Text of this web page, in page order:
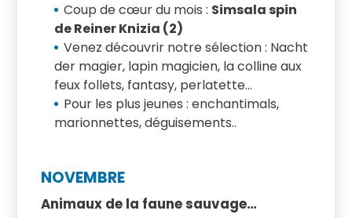
Coup de cœur du mois : Simsala spin
de Reiner Knizia (2)
Venez découvrir notre sélection : Nacht
der magier, lapin magicien, la colline aux
feux follets, fantasy, perlatette…
Pour les plus jeunes : enchantimals,
marionnettes, déguisements..
NOVEMBRE
Animaux de la faune sauvage…